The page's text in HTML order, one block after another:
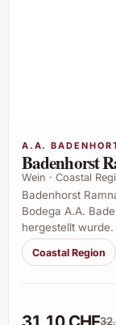
A.A.
Badenhorst
Wein · Coastal
Badenhorst
Bodega A.A.
hergestellt
Coastal Region